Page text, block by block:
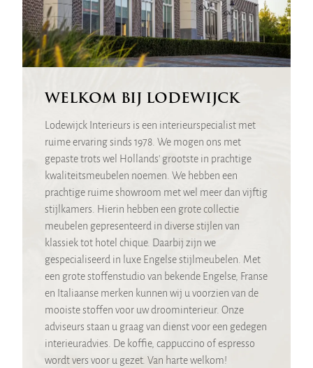
WELKOM BIJ LODEWIJCK
Lodewijck Interieurs is een interieurspecialist met
ruime ervaring sinds 1978. We mogen ons met
gepaste trots wel Hollands' grootste in prachtige
kwaliteitsmeubelen noemen. We hebben een
prachtige ruime showroom met wel meer dan vijftig
stijlkamers. Hierin hebben een grote collectie
meubelen gepresenteerd in diverse stijlen van
klassiek tot hotel chique. Daarbij zijn we
gespecialiseerd in luxe Engelse stijlmeubelen. Met
een grote stoffenstudio van bekende Engelse, Franse
en Italiaanse merken kunnen wij u voorzien van de
mooiste stoffen voor uw droominterieur. Onze
adviseurs staan u graag van dienst voor een gedegen
interieuradvies. De koffie, cappuccino of espresso
wordt vers voor u gezet. Van harte welkom!